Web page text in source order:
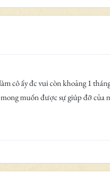
cô ấy đc vui còn khoảng 1
muốn được sự giúp đỡ của